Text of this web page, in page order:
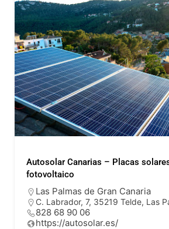
Autosolar Canarias – Placas
fotovoltaico
Las Palmas de Gran Canaria
C. Labrador, 7, 35219 Telde, Las
828 68 90 06
https://autosolar.es/